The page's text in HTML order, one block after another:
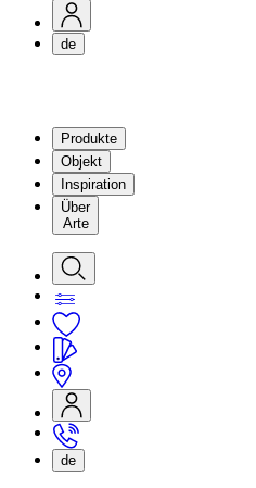
de
Produkte
Objekt
Inspiration
Über
Arte
de